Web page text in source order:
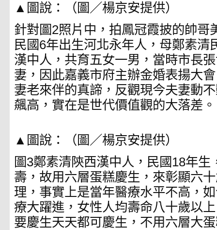
▲圖說：（圖／楊京安提供）
針對圖2照片中，拍鳳冠霞披的帥哥
民國6年出生河北永年人，母鄭素清
漢中人，共育五女一男，當時市長
妻，因此嘉義市府主辦金婚表揚大
妻老來伴的真諦，反觀現今夫妻動
飆高，實在是世代價值觀的大落差。
▲圖說：（圖／楊京安提供）
圖3鄭素清陝西漢中人，民國18年生
壽，故用六層蛋糕慶生，來彰顯六
理，事實上是當年醫療水平不高，
療大躍進，女性人均壽命八十歲以
要慶生天天都可慶生，不用六層大